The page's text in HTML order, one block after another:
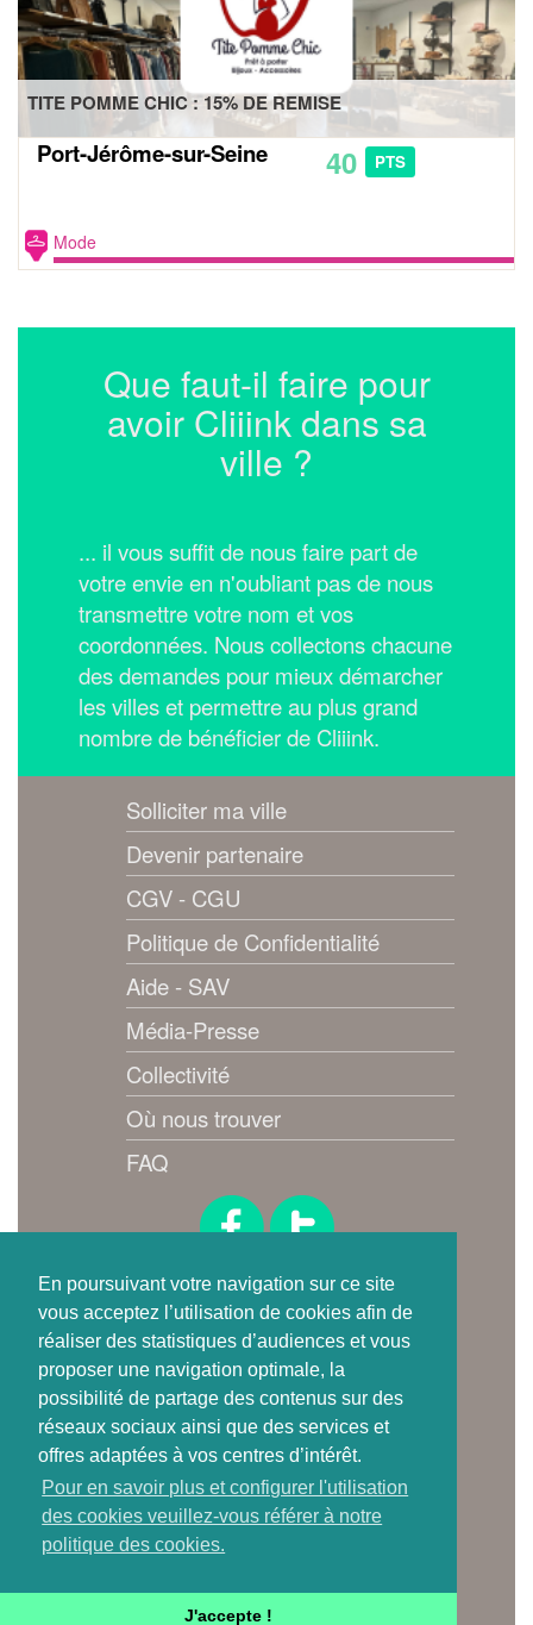
En poursuivant votre navigation sur ce site
vous acceptez l’utilisation de cookies afin de
réaliser des statistiques d’audiences et vous
proposer une navigation optimale, la
possibilité de partage des contenus sur des
réseaux sociaux ainsi que des services et
offres adaptées à vos centres d’intérêt.
Pour en savoir plus et configurer l'utilisation
des cookies veuillez-vous référer à notre
politique des cookies.
J'accepte !
TITE POMME CHIC : 15% DE REMISE
Port-Jérôme-sur-Seine 40 PTS
Mode
Que faut-il faire pour
avoir Cliiink dans sa
ville ?
... il vous suffit de nous faire part de
votre envie en n'oubliant pas de nous
transmettre votre nom et vos
coordonnées. Nous collectons chacune
des demandes pour mieux démarcher
les villes et permettre au plus grand
nombre de bénéficier de Cliiink.
Solliciter ma ville
Devenir partenaire
CGV - CGU
Politique de Confidentialité
Aide - SAV
Média-Presse
Collectivité
Où nous trouver
FAQ
Suivez-nous !
Où trouver
une carte de tri ?
Je télécharge l'app mobile